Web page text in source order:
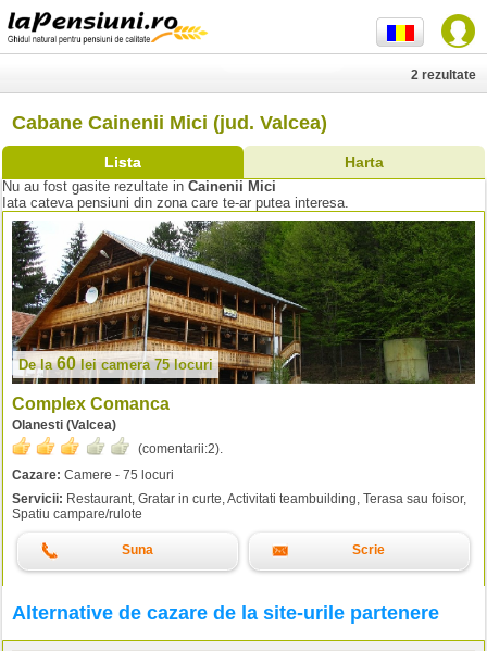
Cabane Cainenii Mici (jud. Valcea)
Lista Harta
2 rezultate
Nu au fost gasite rezultate in Cainenii Mici
Iata cateva pensiuni din zona care te-ar putea interesa.
De la60lei camera 75 locuri
Complex Comanca
Olanesti (Valcea)
(comentarii:2).
Cazare: Camere - 75 locuri
Servicii: Restaurant, Gratar in curte, Activitati teambuilding, Terasa sau foisor,
Spatiu campare/rulote
Suna Scrie
Alternative de cazare de la site-urile partenere